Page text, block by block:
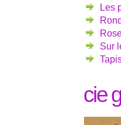
Les
Sur
cie